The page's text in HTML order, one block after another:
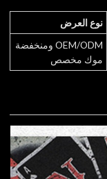
نوع العرض
OEM/ODM ومنخفضة
موك مخصص